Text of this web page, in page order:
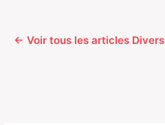
← Voir tous les articles Divers